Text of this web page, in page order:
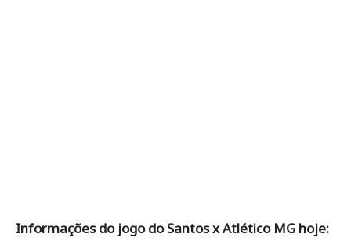
Informações do jogo do Santos x Atlético MG hoje: